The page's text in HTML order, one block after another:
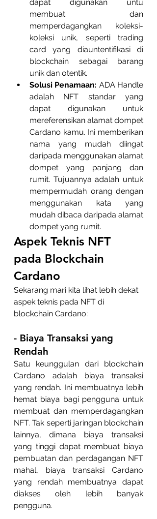
dapat digunakan untu
membuat dan
memperdagangkan koleksi-
koleksi unik, seperti trading
card yang diauntentifikasi di
blockchain sebagai barang
unik dan otentik.
Solusi Penamaan: ADA Handle
adalah NFT standar yang
dapat digunakan untuk
mereferensikan alamat dompet
Cardano kamu. Ini memberikan
nama yang mudah diingat
daripada menggunakan alamat
dompet yang panjang dan
rumit. Tujuannya adalah untuk
mempermudah orang dengan
menggunakan kata yang
mudah dibaca daripada alamat
dompet yang rumit.
Aspek Teknis NFT
pada Blockchain
Cardano
Sekarang mari kita lihat lebih dekat
aspek teknis pada NFT di
blockchain Cardano:
- Biaya Transaksi yang
Rendah
Satu keunggulan dari blockchain
Cardano adalah biaya transaksi
yang rendah. Ini membuatnya lebih
hemat biaya bagi pengguna untuk
membuat dan memperdagangkan
NFT. Tak seperti jaringan blockchain
lainnya, dimana biaya transaksi
yang tinggi dapat membuat biaya
pembuatan dan perdagangan NFT
mahal, biaya transaksi Cardano
yang rendah membuatnya dapat
diakses oleh lebih banyak
pengguna.